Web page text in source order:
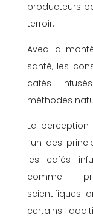
producteurs
terroir.
Avec la
santé, les
cafés
méthodes
La
l’un des
les cafés
comme
scientifiques
certains